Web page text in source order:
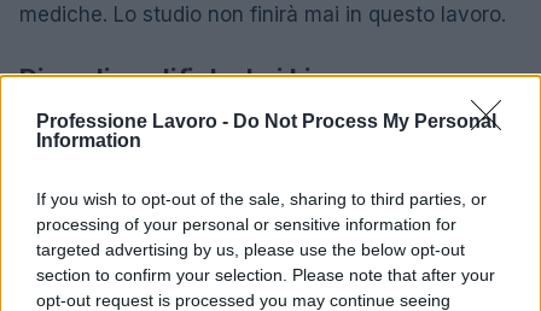
Professione Lavoro - Do Not Process My Personal
Information
If you wish to opt-out of the sale, sharing to third parties, or
processing of your personal or sensitive information for
targeted advertising by us, please use the below opt-out
section to confirm your selection. Please note that after your
opt-out request is processed you may continue seeing
mediche. Lo studio non finirà mai in questo lavoro.
Di quali qualifiche hai bisogno per
essere un medico generico (GP)?
GP, ​​c’è molto allenamento da fare. La competizione
per i posti nei corsi di medicina sia universitari che
post-laurea è intensa, quindi avrai bisogno di ottimi
voti di livello A prima ancora di iniziare l’istruzione